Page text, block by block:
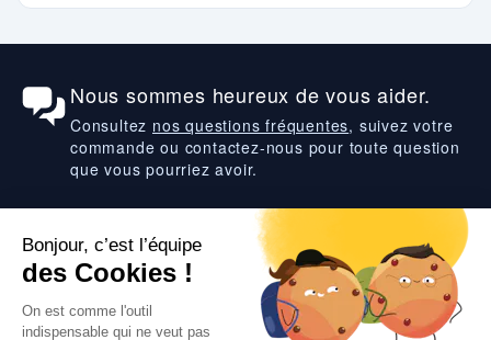
Nous sommes heureux de vous aider.
Consultez nos questions fréquentes, suivez votre
commande ou contactez-nous pour toute question
que vous pourriez avoir.
Suivez-nous